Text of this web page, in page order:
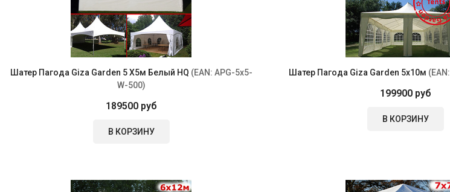
Шатер Пагода Giza Garden 5 Х5м Белый HQ (EAN: APG-5x5-
W-500)
189500 руб
В КОРЗИНУ
Шатер Пагода Giza Garden 5х10м (EAN:
199900 руб
В КОРЗИНУ